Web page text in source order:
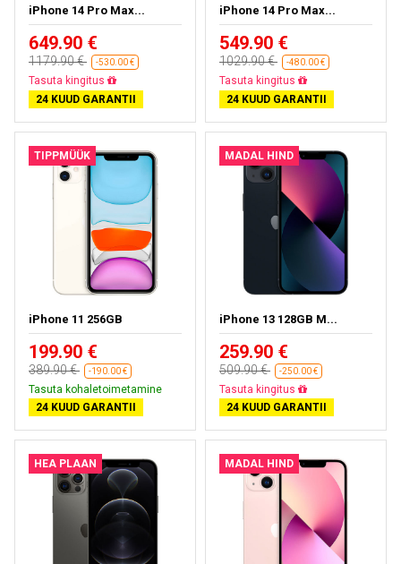
iPhone 14 Pro Max...
649.90 €
1179.90 € -530.00 €
Tasuta kohaletoimetamine
24 KUUD GARANTII
iPhone 14 Pro Max...
549.90 €
1029.90 € -480.00 €
Tasuta kohaletoimetamine
24 KUUD GARANTII
TIPPMÜÜK
iPhone 11 256GB
199.90 €
389.90 € -190.00 €
Tasuta kohaletoimetamine
24 KUUD GARANTII
MADAL HIND
iPhone 13 128GB M...
259.90 €
509.90 € -250.00 €
Tasuta kohaletoimetamine
24 KUUD GARANTII
HEA PLAAN MADAL HIND